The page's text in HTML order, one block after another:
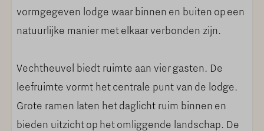
Hoogwaardig ingerichte keuken
Koelkast
Vaatwasser
Inductie kookplaats
Combi oven
Koffiecupmachine
vormgegeven lodge waar binnen en buiten op een
natuurlijke manier met elkaar verbonden zijn.
Vechtheuvel biedt ruimte aan vier gasten. De
leefruimte vormt het centrale punt van de lodge.
Grote ramen laten het daglicht ruim binnen en
bieden uitzicht op het omliggende landschap. De